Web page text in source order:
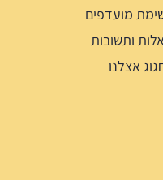
מועדפים
ותשובות
אצלנו